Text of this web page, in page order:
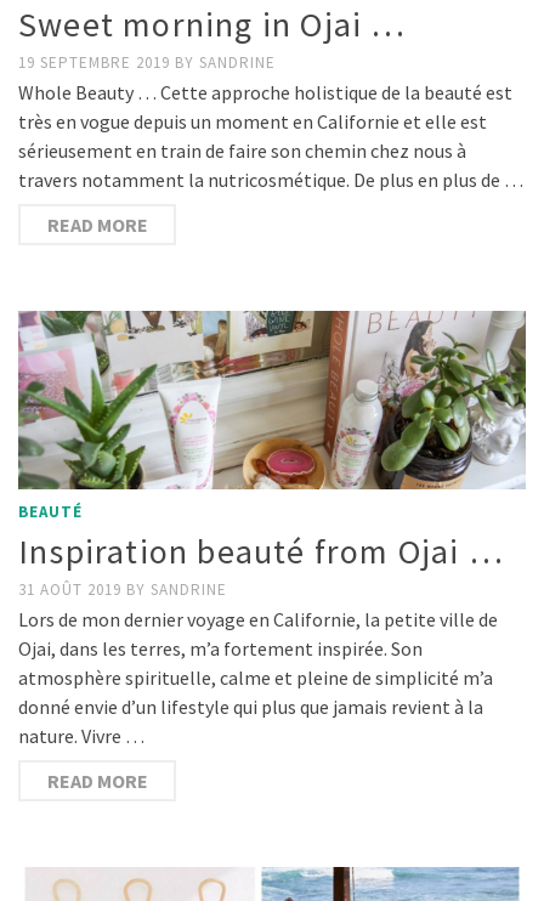
Sweet morning in Ojai …
19 SEPTEMBRE 2019 BY SANDRINE
Whole Beauty … Cette approche holistique de la beauté est
très en vogue depuis un moment en Californie et elle est
sérieusement en train de faire son chemin chez nous à
travers notamment la nutricosmétique. De plus en plus de …
READ MORE
BEAUTÉ
Inspiration beauté from Ojai …
31 AOÛT 2019 BY SANDRINE
Lors de mon dernier voyage en Californie, la petite ville de
Ojai, dans les terres, m’a fortement inspirée. Son
atmosphère spirituelle, calme et pleine de simplicité m’a
donné envie d’un lifestyle qui plus que jamais revient à la
nature. Vivre …
READ MORE